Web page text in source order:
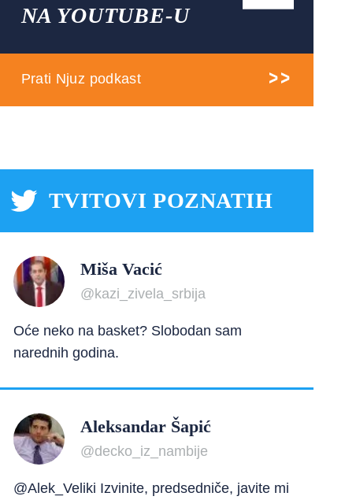
NA YOUTUBE-U
Prati Njuz podkast
TVITOVI POZNATIH
Miša Vacić
@kazi_zivela_srbija
Oće neko na basket? Slobodan sam
narednih godina.
Aleksandar Šapić
@decko_iz_nambije
@Alek_Veliki Izvinite, predsedniče, javite mi